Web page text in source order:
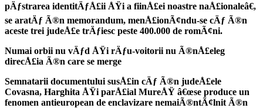
pÄƒstrarea identitÄƒÅ£ii ÅŸi a fiinÅ£ei noastre naÅ£ionaleâ€,
se aratÄƒ Ã®n memorandum, menÅ£ionÃ¢ndu-se cÄƒ Ã®n
aceste trei judeÅ£e trÄƒiesc peste 400.000 de romÃ¢ni.
Numai orbii nu vÄƒd ÅŸi rÄƒu-voitorii nu Ã®nÅ£eleg
direcÅ£ia Ã®n care se merge
Semnatarii documentului susÅ£in cÄƒ Ã®n judeÅ£ele
Covasna, Harghita ÅŸi parÅ£ial MureÅŸ â€œse produce un
fenomen antieuropean de enclavizare nemaiÃ®ntÃ¢lnit Ã®n